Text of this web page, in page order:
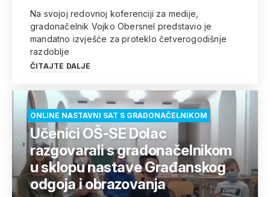
Na svojoj redovnoj koferenciji za medije,
gradonačelnik Vojko Obersnel predstavio je
mandatno izvješće za proteklo četverogodišnje
razdoblje
ČITAJTE DALJE
ONLINE NASTAVNI SAT S GRADONAČELNIKOM
Učenici OŠ-SE Dolac
razgovarali s gradonačelnikom
u sklopu nastave Građanskog
odgoja i obrazovanja